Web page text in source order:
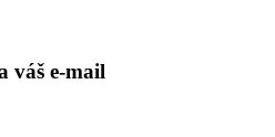
váš e-mail